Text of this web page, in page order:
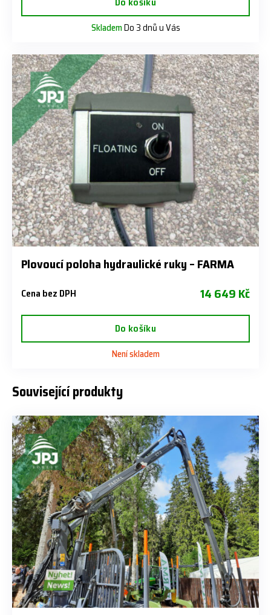
SklademDo 3 dnů u Vás
Plovoucí poloha hydraulické ruky – FARMA
Cena bez DPH 14 649 Kč
Do košíku
Není skladem
Související produkty